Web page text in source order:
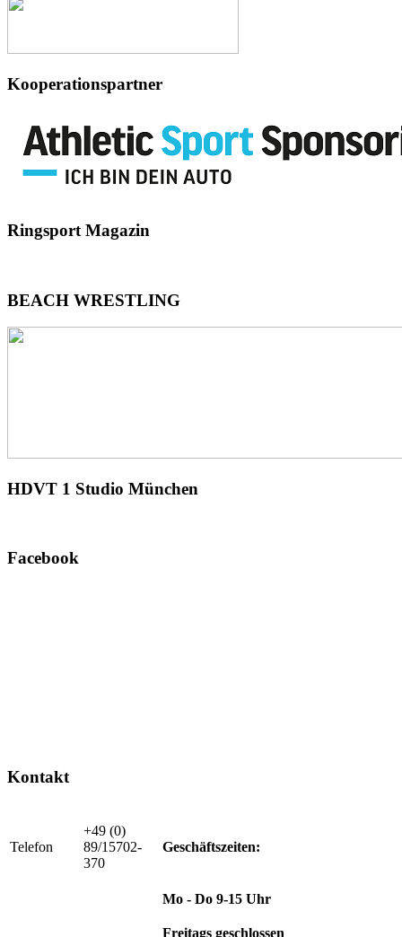
Kooperationspartner
Ringsport Magazin
BEACH WRESTLING
HDVT 1 Studio München
Facebook
Kontakt
Telefon
+49 (0)
89/15702-
370
Geschäftszeiten:
Mo - Do 9-15 Uhr
Freitags geschlossen